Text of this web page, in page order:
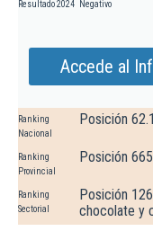
Resultado 2024 Negativo
Accede al
Ranking
Nacional
Posición
Ranking
Provincial
Posición
Ranking
Sectorial
Posición
chocolate y